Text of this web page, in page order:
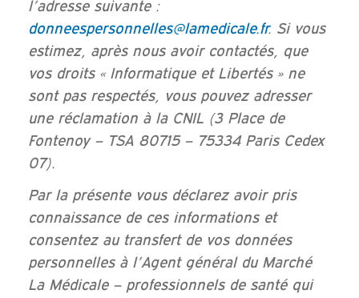
l’adresse suivante :
donneespersonnelles@lamedicale.fr. Si vous
estimez, après nous avoir contactés, que
vos droits « Informatique et Libertés » ne
sont pas respectés, vous pouvez adresser
une réclamation à la CNIL (3 Place de
Fontenoy – TSA 80715 – 75334 Paris Cedex
07).
Par la présente vous déclarez avoir pris
connaissance de ces informations et
consentez au transfert de vos données
personnelles à l’Agent général du Marché
La Médicale – professionnels de santé qui